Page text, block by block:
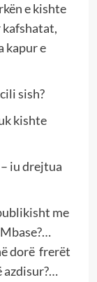
e kishte
kafshatat,
kapur e
sish?
kishte
iu drejtua
me
dorë frerët
azdisur?…